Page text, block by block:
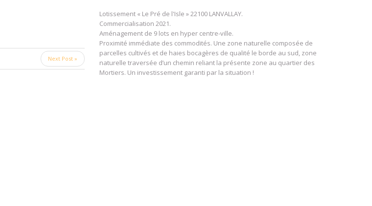
Next Post »
Lotissement « Le Pré de l'Isle » 22100 LANVALLAY.
Commercialisation 2021.
Aménagement de 9 lots en hyper centre-ville.
Proximité immédiate des commodités. Une zone naturelle composée de
parcelles cultivés et de haies bocagères de qualité le borde au sud, zone
naturelle traversée d’un chemin reliant la présente zone au quartier des
Mortiers. Un investissement garanti par la situation !